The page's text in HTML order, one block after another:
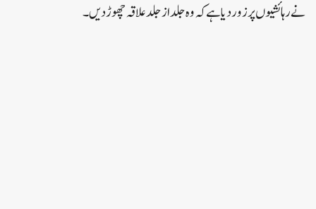
نے رہائشیوں پر زور دیا ہے کہ وہ جلد از جلد علاقہ چھوڑ دیں۔